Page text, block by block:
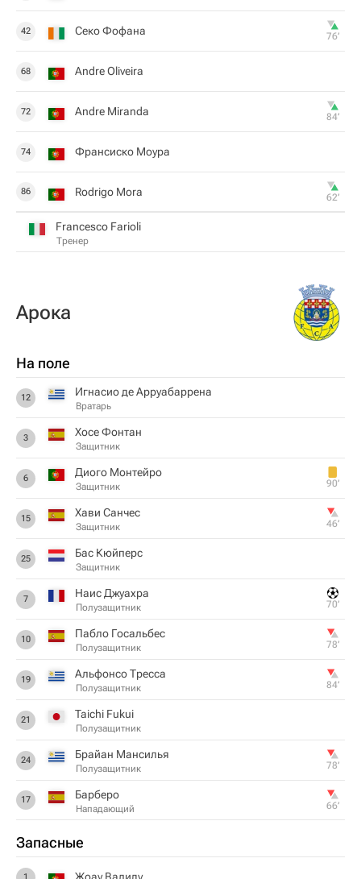
42 Секо Фофана 76‎’‎
68 Andre Oliveira
72 Andre Miranda 84‎’‎
74 Франсиско Моура
86 Rodrigo Mora 62‎’‎
Francesco Farioli
Тренер
Арока
На поле
12 Игнасио де Арруабаррена
Вратарь
3 Хосе Фонтан
Защитник
6 Диого Монтейро
Защитник 90‎’‎
15 Хави Санчес
Защитник 46‎’‎
25 Бас Кюйперс
Защитник
7 Наис Джуахра
Полузащитник 70‎’‎
10 Пабло Госальбес
Полузащитник 78‎’‎
19 Альфонсо Тресса
Полузащитник 84‎’‎
21 Taichi Fukui
Полузащитник
24 Брайан Мансилья
Полузащитник 78‎’‎
17 Барберо
Нападающий 66‎’‎
Запасные
1